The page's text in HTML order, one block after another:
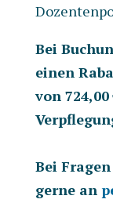
Bei
einen
von
Bei
gerne an